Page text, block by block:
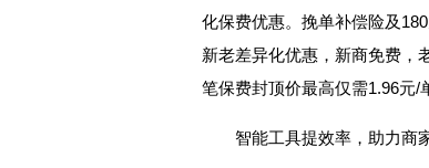
化保费优惠。挽单补偿险及
新老差异化优惠，新商免费，
笔保费封顶价最高仅需1.96元/
智能工具提效率，助力商